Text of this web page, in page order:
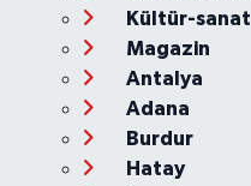
Kültür-sanat
Magazin
Antalya
Adana
Burdur
Hatay